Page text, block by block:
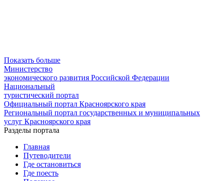
Показать больше
Министерство
экономического развития Российской Федерации
Национальный
туристический портал
Официальный портал Красноярского края
Региональный портал государственных и муниципальных
услуг Красноярского края
Разделы портала
Главная
Путеводители
Где остановиться
Где поесть